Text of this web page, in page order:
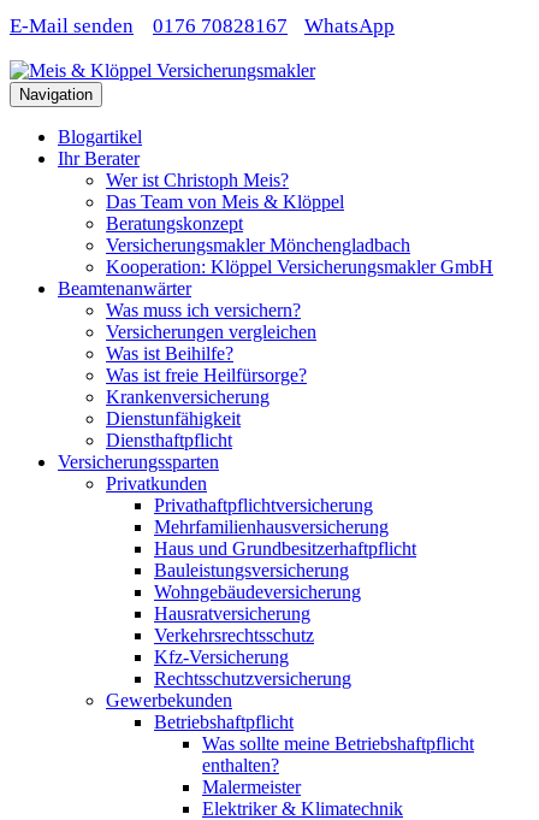
E-Mail senden 0176 70828167 WhatsApp
Navigation
Blogartikel
Ihr Berater
Wer ist Christoph Meis?
Das Team von Meis & Klöppel
Beratungskonzept
Versicherungsmakler Mönchengladbach
Kooperation: Klöppel Versicherungsmakler GmbH
Beamtenanwärter
Was muss ich versichern?
Versicherungen vergleichen
Was ist Beihilfe?
Was ist freie Heilfürsorge?
Krankenversicherung
Dienstunfähigkeit
Diensthaftpflicht
Versicherungssparten
Privatkunden
Privathaftpflichtversicherung
Mehrfamilienhausversicherung
Haus und Grundbesitzerhaftpflicht
Bauleistungsversicherung
Wohngebäudeversicherung
Hausratversicherung
Verkehrsrechtsschutz
Kfz-Versicherung
Rechtsschutzversicherung
Gewerbekunden
Betriebshaftpflicht
Was sollte meine Betriebshaftpflicht
enthalten?
Malermeister
Elektriker & Klimatechnik